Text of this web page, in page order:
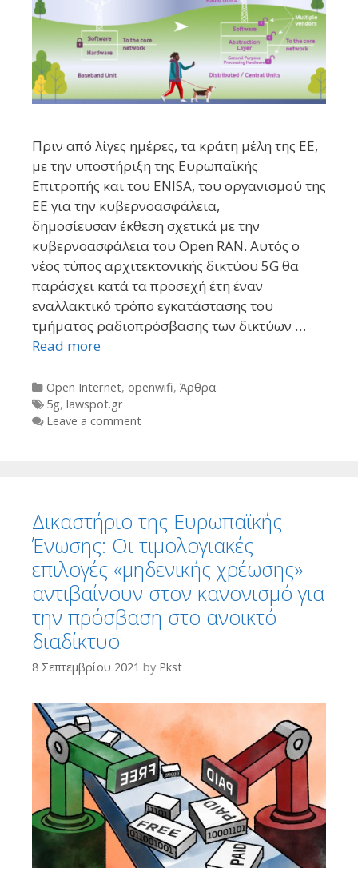
Πριν από λίγες ημέρες, τα κράτη μέλη της ΕΕ,
με την υποστήριξη της Ευρωπαϊκής
Επιτροπής και του ENISA, του οργανισμού της
ΕΕ για την κυβερνοασφάλεια,
δημοσίευσαν έκθεση σχετικά με την
κυβερνοασφάλεια του Open RAN. Αυτός ο
νέος τύπος αρχιτεκτονικής δικτύου 5G θα
παράσχει κατά τα προσεχή έτη έναν
εναλλακτικό τρόπο εγκατάστασης του
τμήματος ραδιοπρόσβασης των δικτύων …
Read more
Categories
Open Internet, openwifi, Άρθρα
Tags
5g, lawspot.gr
Leave a comment
Δικαστήριο της Ευρωπαϊκής
Ένωσης: Οι τιμολογιακές
επιλογές «μηδενικής χρέωσης»
αντιβαίνουν στον κανονισμό για
την πρόσβαση στο ανοικτό
διαδίκτυο
8 Σεπτεμβρίου 2021 by Pkst